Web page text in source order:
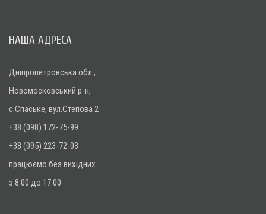
НАША АДРЕСА
Дніпропетровська обл.,
Новомосковський р-н,
с.Спаське, вул.Степова 2
+38 (098) 172-75-99
+38 (095) 223-72-03
працюємо без вихідних
з 8.00 до 17.00